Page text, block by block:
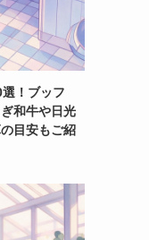
！ブッフ
和牛や日光
目安もご紹